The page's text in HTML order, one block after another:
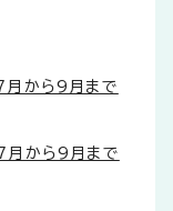
月から9月まで
月から9月まで